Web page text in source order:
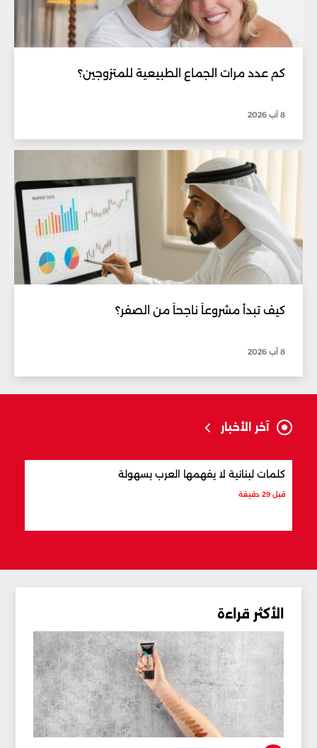
كم عدد مرات الجماع الطبيعية للمتزوجين؟
8 آب 2026
كيف تبدأ مشروعاً ناجحاً من الصفر؟
8 آب 2026
آخر الأخبار
كلمات لبنانية لا يفهمها العرب بسهولة
قبل 29 دقيقة
الأكثر قراءة